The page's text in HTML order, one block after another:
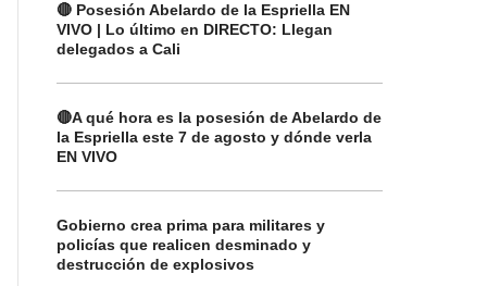
🔴 Posesión Abelardo de la Espriella EN
VIVO | Lo último en DIRECTO: Llegan
delegados a Cali
🔴A qué hora es la posesión de Abelardo de
la Espriella este 7 de agosto y dónde verla
EN VIVO
Gobierno crea prima para militares y
policías que realicen desminado y
destrucción de explosivos